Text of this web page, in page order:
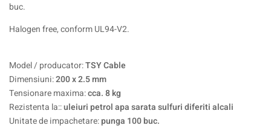
buc.
Halogen free, conform UL94-V2.
Model / producator:TSY Cable
Dimensiuni:200 x 2.5 mm
Tensionare maxima:cca. 8 kg
Rezistenta la::uleiuri petrol apa sarata sulfuri diferiti alcali
Unitate de impachetare:punga 100 buc.